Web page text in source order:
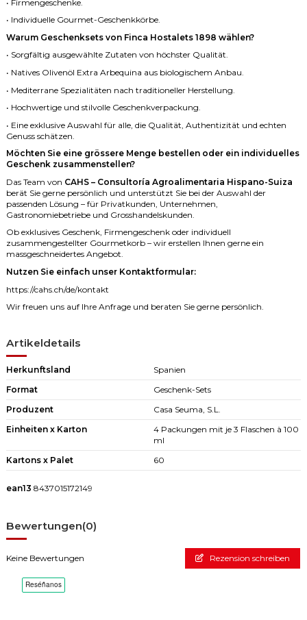
• Firmengeschenke.
• Individuelle Gourmet-Geschenkkörbe.
Warum Geschenksets von Finca Hostalets 1898 wählen?
• Sorgfältig ausgewählte Zutaten von höchster Qualität.
• Natives Olivenöl Extra Arbequina aus biologischem Anbau.
• Mediterrane Spezialitäten nach traditioneller Herstellung.
• Hochwertige und stilvolle Geschenkverpackung.
• Eine exklusive Auswahl für alle, die Qualität, Authentizität und echten
Genuss schätzen.
Möchten Sie eine grössere Menge bestellen oder ein individuelles
Geschenk zusammenstellen?
Das Team von CAHS – Consultoría Agroalimentaria Hispano-Suiza
berät Sie gerne persönlich und unterstützt Sie bei der Auswahl der
passenden Lösung – für Privatkunden, Unternehmen,
Gastronomiebetriebe und Grosshandelskunden.
Ob exklusives Geschenk, Firmengeschenk oder individuell
zusammengestellter Gourmetkorb – wir erstellen Ihnen gerne ein
massgeschneidertes Angebot.
Nutzen Sie einfach unser Kontaktformular:
https://cahs.ch/de/kontakt
Wir freuen uns auf Ihre Anfrage und beraten Sie gerne persönlich.
Artikeldetails
Herkunftsland
Spanien
Format
Geschenk-Sets
Produzent
Casa Seuma, S.L.
Einheiten x Karton
4 Packungen mit je 3 Flaschen à 100
ml
Kartons x Palet
60
ean13 8437015172149
Bewertungen(0)
Keine Bewertungen Rezension schreiben